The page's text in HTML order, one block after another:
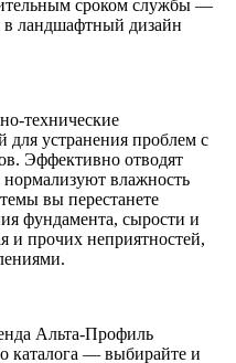
сроком службы —
в ландшафтный дизайн
технические
устранения проблем с
Эффективно отводят
влажность
вы перестанете
фундамента, сырости и
и прочих неприятностей,
Альта-Профиль
каталога — выбирайте и